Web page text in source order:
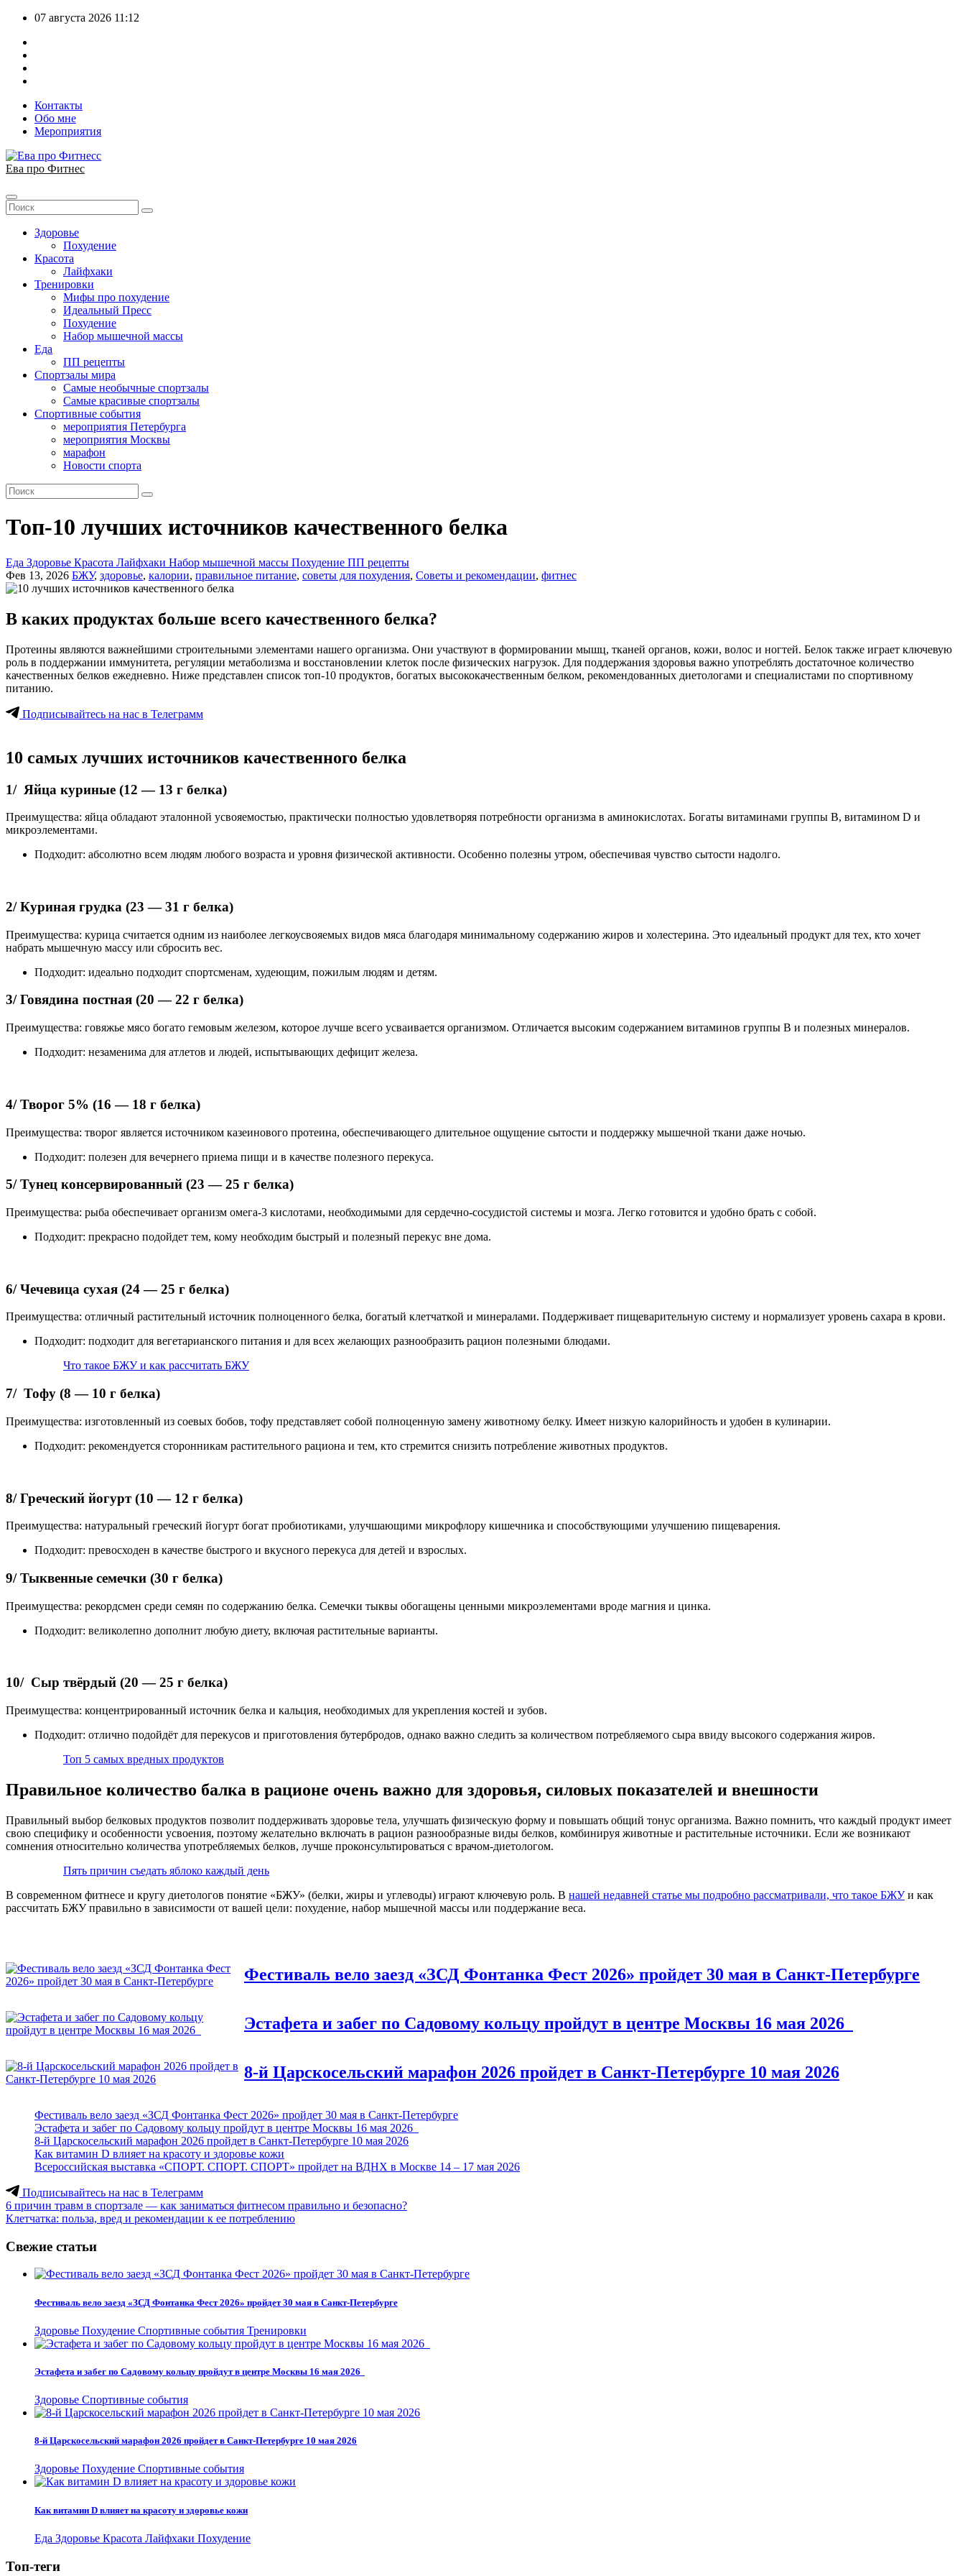
Перейти
содержимому
07 августа 2026 11:12
Контакты
Обо мне
Мероприятия
Ева про Фитнес
Здоровье
Похудение
Красота
Лайфхаки
Тренировки
Мифы про похудение
Идеальный Пресс
Похудение
Набор мышечной массы
Еда
ПП рецепты
Спортзалы мира
Самые необычные спортзалы
Самые красивые спортзалы
Спортивные события
мероприятия Петербурга
мероприятия Москвы
марафон
Новости спорта
Топ-10 лучших источников качественного белка
Еда Здоровье Красота Лайфхаки Набор мышечной массы Похудение ПП рецепты
Фев 13, 2026 БЖУ, здоровье, калории, правильное питание, советы для похудения, Советы и рекомендации, фитнес
В каких продуктах больше всего качественного белка?
Протеины являются важнейшими строительными элементами нашего организма. Они участвуют в формировании мышц, тканей органов, кожи, волос и ногтей. Белок также играет ключевую
роль в поддержании иммунитета, регуляции метаболизма и восстановлении клеток после физических нагрузок. Для поддержания здоровья важно употреблять достаточное количество
качественных белков ежедневно. Ниже представлен список топ-10 продуктов, богатых высококачественным белком, рекомендованных диетологами и специалистами по спортивному
питанию.
Подписывайтесь на нас в Телеграмм
10 самых лучших источников качественного белка
1/ Яйца куриные (12 — 13 г белка)
Преимущества: яйца обладают эталонной усвояемостью, практически полностью удовлетворяя потребности организма в аминокислотах. Богаты витаминами группы B, витамином D и
микроэлементами.
Подходит: абсолютно всем людям любого возраста и уровня физической активности. Особенно полезны утром, обеспечивая чувство сытости надолго.
2/ Куриная грудка (23 — 31 г белка)
Преимущества: курица считается одним из наиболее легкоусвояемых видов мяса благодаря минимальному содержанию жиров и холестерина. Это идеальный продукт для тех, кто хочет
набрать мышечную массу или сбросить вес.
Подходит: идеально подходит спортсменам, худеющим, пожилым людям и детям.
3/ Говядина постная (20 — 22 г белка)
Преимущества: говяжье мясо богато гемовым железом, которое лучше всего усваивается организмом. Отличается высоким содержанием витаминов группы B и полезных минералов.
Подходит: незаменима для атлетов и людей, испытывающих дефицит железа.
4/ Творог 5% (16 — 18 г белка)
Преимущества: творог является источником казеинового протеина, обеспечивающего длительное ощущение сытости и поддержку мышечной ткани даже ночью.
Подходит: полезен для вечернего приема пищи и в качестве полезного перекуса.
5/ Тунец консервированный (23 — 25 г белка)
Преимущества: рыба обеспечивает организм омега-3 кислотами, необходимыми для сердечно-сосудистой системы и мозга. Легко готовится и удобно брать с собой.
Подходит: прекрасно подойдет тем, кому необходим быстрый и полезный перекус вне дома.
6/ Чечевица сухая (24 — 25 г белка)
Преимущества: отличный растительный источник полноценного белка, богатый клетчаткой и минералами. Поддерживает пищеварительную систему и нормализует уровень сахара в крови.
Подходит: подходит для вегетарианского питания и для всех желающих разнообразить рацион полезными блюдами.
Что такое БЖУ и как рассчитать БЖУ
7/ Тофу (8 — 10 г белка)
Преимущества: изготовленный из соевых бобов, тофу представляет собой полноценную замену животному белку. Имеет низкую калорийность и удобен в кулинарии.
Подходит: рекомендуется сторонникам растительного рациона и тем, кто стремится снизить потребление животных продуктов.
8/ Греческий йогурт (10 — 12 г белка)
Преимущества: натуральный греческий йогурт богат пробиотиками, улучшающими микрофлору кишечника и способствующими улучшению пищеварения.
Подходит: превосходен в качестве быстрого и вкусного перекуса для детей и взрослых.
9/ Тыквенные семечки (30 г белка)
Преимущества: рекордсмен среди семян по содержанию белка. Семечки тыквы обогащены ценными микроэлементами вроде магния и цинка.
Подходит: великолепно дополнит любую диету, включая растительные варианты.
10/ Сыр твёрдый (20 — 25 г белка)
Преимущества: концентрированный источник белка и кальция, необходимых для укрепления костей и зубов.
Подходит: отлично подойдёт для перекусов и приготовления бутербродов, однако важно следить за количеством потребляемого сыра ввиду высокого содержания жиров.
Топ 5 самых вредных продуктов
Правильное количество балка в рационе очень важно для здоровья, силовых показателей и внешности
Правильный выбор белковых продуктов позволит поддерживать здоровье тела, улучшать физическую форму и повышать общий тонус организма. Важно помнить, что каждый продукт имеет
свою специфику и особенности усвоения, поэтому желательно включать в рацион разнообразные виды белков, комбинируя животные и растительные источники. Если же возникают
сомнения относительно количества употребляемых белков, лучше проконсультироваться с врачом-диетологом.
Пять причин съедать яблоко каждый день
В современном фитнесе и кругу диетологов понятие «БЖУ» (белки, жиры и углеводы) играют ключевую роль. В нашей недавней статье мы подробно рассматривали, что такое БЖУи как
рассчитать БЖУ правильно в зависимости от вашей цели: похудение, набор мышечной массы или поддержание веса.
Фестиваль вело заезд «ЗСД Фонтанка Фест 2026» пройдет 30 мая в Санкт-Петербурге
Эстафета и забег по Садовому кольцу пройдут в центре Москвы 16 мая 2026
8-й Царскосельский марафон 2026 пройдет в Санкт-Петербурге 10 мая 2026
Фестиваль вело заезд «ЗСД Фонтанка Фест 2026» пройдет 30 мая в Санкт-Петербурге
Эстафета и забег по Садовому кольцу пройдут в центре Москвы 16 мая 2026
8-й Царскосельский марафон 2026 пройдет в Санкт-Петербурге 10 мая 2026
Как витамин D влияет на красоту и здоровье кожи
Всероссийская выставка «СПОРТ. СПОРТ. СПОРТ» пройдет на ВДНХ в Москве 14 – 17 мая 2026
Подписывайтесь на нас в Телеграмм
Навигация
по
записям
6 причин травм в спортзале — как заниматься фитнесом правильно и безопасно?
Клетчатка: польза, вред и рекомендации к ее потреблению
Свежие статьи
Фестиваль вело заезд «ЗСД Фонтанка Фест 2026» пройдет 30 мая в Санкт-Петербурге
Здоровье Похудение Спортивные события Тренировки
Эстафета и забег по Садовому кольцу пройдут в центре Москвы 16 мая 2026
Здоровье Спортивные события
8-й Царскосельский марафон 2026 пройдет в Санкт-Петербурге 10 мая 2026
Здоровье Похудение Спортивные события
Как витамин D влияет на красоту и здоровье кожи
Еда Здоровье Красота Лайфхаки Похудение
Топ-теги